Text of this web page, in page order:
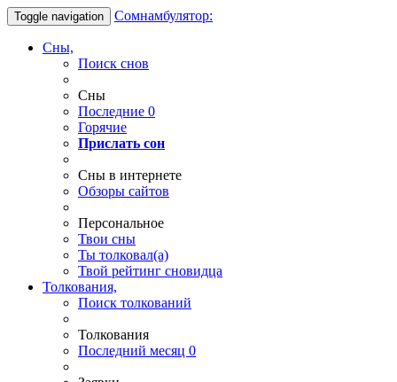
Toggle navigation Сомнамбулятор:
Сны,
Поиск снов
Сны
Последние 0
Горячие
Прислать сон
Сны в интернете
Обзоры сайтов
Персональное
Твои сны
Ты толковал(а)
Твой рейтинг сновидца
Толкования,
Поиск толкований
Толкования
Последний месяц 0